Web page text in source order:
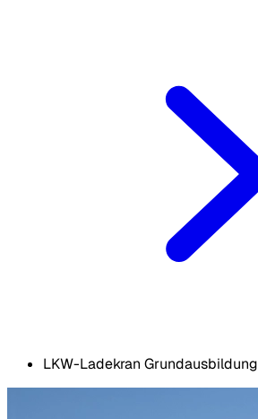
LKW-Ladekran Grundausbildung